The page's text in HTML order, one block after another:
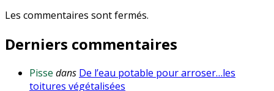
Les commentaires sont fermés.
Derniers commentaires
Pisse dans De l’eau potable pour arroser…les
toitures végétalisées